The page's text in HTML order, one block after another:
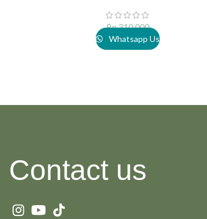
Rp310.000
Whatsapp Us
Contact us